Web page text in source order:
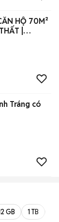
HỘ 70M²
|
Tráng có
GB 1 TB